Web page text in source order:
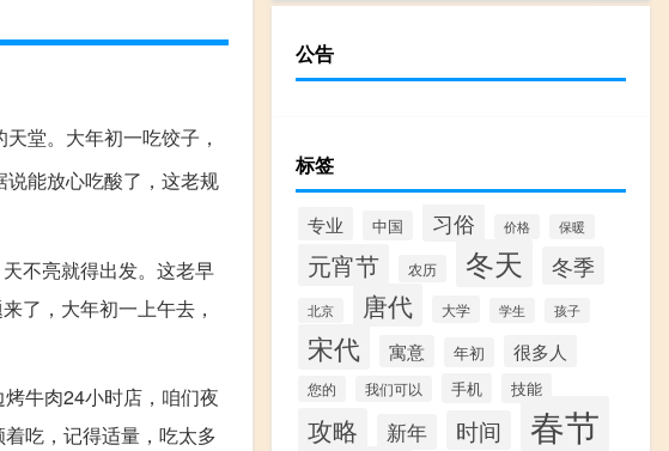
堂。大年初一吃饺子，
能放心吃酸了，这老规
不亮就得出发。这老早
了，大年初一上午去，
牛肉24小时店，咱们夜
吃，记得适量，吃太多
公告
标签
专业 中国 习俗 价格 保暖
元宵节 农历 冬天 冬季
北京 唐代 大学 学生 孩子
宋代 寓意 年初 很多人
您的 我们可以 手机 技能
攻略 新年 时间 春节